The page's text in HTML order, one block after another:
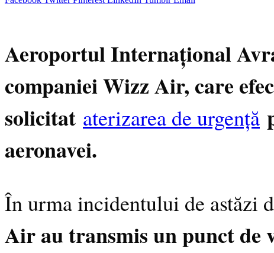
Aeroportul Internațional
companiei Wizz Air, care
solicitat aterizarea de urgență
aeronavei.
În urma incidentului de astăzi
Air au transmis un punct de